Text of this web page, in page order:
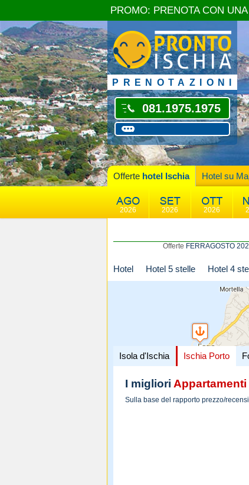
PRENOTAZIONI
081.1975.1975
Offerte hotel Ischia Hotel su
2026 2026 2026
Offerte FERRAGOSTO
Hotel Hotel 5 stelle Hotel 4
Isola d'Ischia Ischia Porto
I migliori Appartamenti
Sulla base del rapporto prezzo/
PROMO: PRENOTA CON